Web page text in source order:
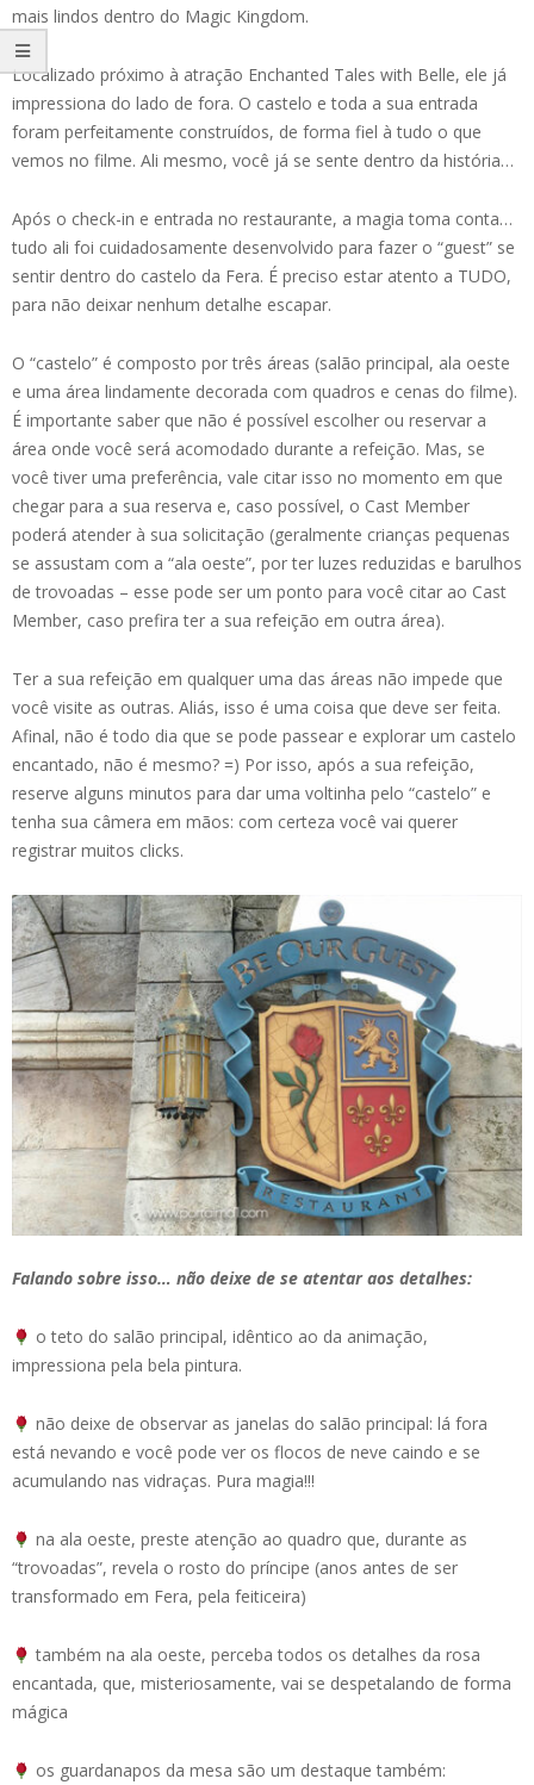
mais lindos dentro do Magic Kingdom.
Localizado próximo à atração Enchanted Tales with Belle, ele já
impressiona do lado de fora. O castelo e toda a sua entrada
foram perfeitamente construídos, de forma fiel à tudo o que
vemos no filme. Ali mesmo, você já se sente dentro da história…
Após o check-in e entrada no restaurante, a magia toma conta…
tudo ali foi cuidadosamente desenvolvido para fazer o “guest” se
sentir dentro do castelo da Fera. É preciso estar atento a TUDO,
para não deixar nenhum detalhe escapar.
O “castelo” é composto por três áreas (salão principal, ala oeste
e uma área lindamente decorada com quadros e cenas do filme).
É importante saber que não é possível escolher ou reservar a
área onde você será acomodado durante a refeição. Mas, se
você tiver uma preferência, vale citar isso no momento em que
chegar para a sua reserva e, caso possível, o Cast Member
poderá atender à sua solicitação (geralmente crianças pequenas
se assustam com a “ala oeste”, por ter luzes reduzidas e barulhos
de trovoadas – esse pode ser um ponto para você citar ao Cast
Member, caso prefira ter a sua refeição em outra área).
Ter a sua refeição em qualquer uma das áreas não impede que
você visite as outras. Aliás, isso é uma coisa que deve ser feita.
Afinal, não é todo dia que se pode passear e explorar um castelo
encantado, não é mesmo? =) Por isso, após a sua refeição,
reserve alguns minutos para dar uma voltinha pelo “castelo” e
tenha sua câmera em mãos: com certeza você vai querer
registrar muitos clicks.
Falando sobre isso… não deixe de se atentar aos detalhes:
o teto do salão principal, idêntico ao da animação,
impressiona pela bela pintura.
não deixe de observar as janelas do salão principal: lá fora
está nevando e você pode ver os flocos de neve caindo e se
acumulando nas vidraças. Pura magia!!!
na ala oeste, preste atenção ao quadro que, durante as
“trovoadas”, revela o rosto do príncipe (anos antes de ser
transformado em Fera, pela feiticeira)
também na ala oeste, perceba todos os detalhes da rosa
encantada, que, misteriosamente, vai se despetalando de forma
mágica
os guardanapos da mesa são um destaque também: